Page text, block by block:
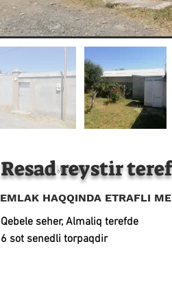
Resad reystir teref
EMLAK HAQQINDA ETRAFLI
050 533 49 48
Qebele seher, Almaliq terefde
6 sot senedli torpaqdir